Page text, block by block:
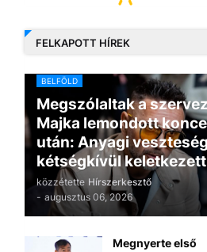
FELKAPOTT HÍREK
BELFÖLD
Megszólaltak a
Majka lemondott
után: Anyagi veszteség
kétségkívül keletkezett
közzétette Hírszerkesztő
- augusztus 06, 2026
Megnyerte első